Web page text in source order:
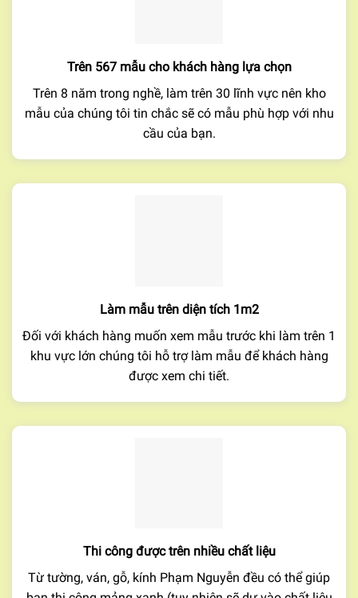
Trên 567 mẫu cho khách hàng lựa chọn
Trên 8 năm trong nghề, làm trên 30 lĩnh vực nên kho
mẫu của chúng tôi tin chắc sẽ có mẫu phù hợp với nhu
cầu của bạn.
Làm mẫu trên diện tích 1m2
Đối với khách hàng muốn xem mẫu trước khi làm trên 1
khu vực lớn chúng tôi hỗ trợ làm mẫu để khách hàng
được xem chi tiết.
Thi công được trên nhiều chất liệu
Từ tường, ván, gỗ, kính Phạm Nguyễn đều có thể giúp